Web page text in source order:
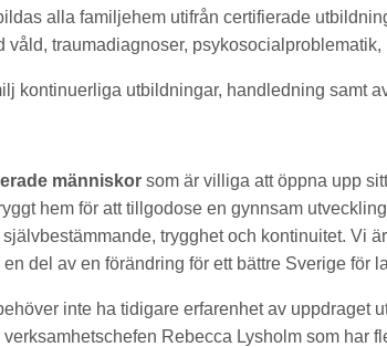
alla familjehem utifrån certifierade
våld, traumadiagnoser,
kontinuerliga utbildningar, handledning samt
människor som är villiga att öppna upp
hem för att tillgodose en gynnsam
trygghet och kontinuitet. Vi
del av en förändring för ett bättre Sverige för
inte ha tidigare erfarenhet av uppdraget
Rebecca Lysholm som har